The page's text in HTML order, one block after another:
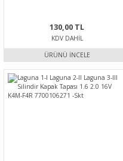
130,00 TL
KDV DAHIL
ÜRÜNÜ İNCELE